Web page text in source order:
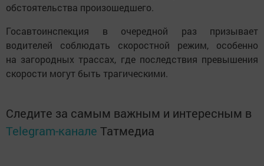
обстоятельства произошедшего.
Госавтоинспекция в очередной раз призывает
водителей соблюдать скоростной режим, особенно
на загородных трассах, где последствия превышения
скорости могут быть трагическими.
Следите за самым важным и интересным в
Telegram-канале Татмедиа